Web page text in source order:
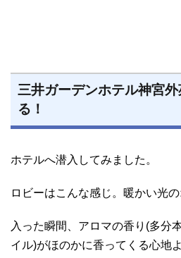
三井ガーデンホテル神宮
る！
ホテルへ潜入してみました。
ロビーはこんな感じ。暖かい光
入った瞬間、アロマの香り(多分
イル)がほのかに香ってくる心地